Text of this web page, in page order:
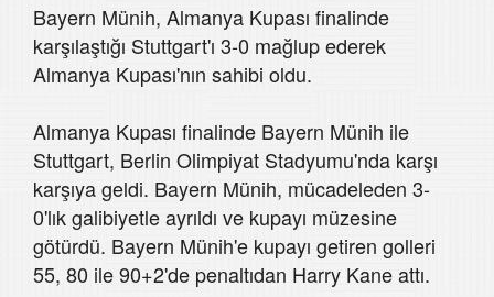
Bayern Münih, Almanya Kupası finalinde
karşılaştığı Stuttgart'ı 3-0 mağlup ederek
Almanya Kupası'nın sahibi oldu.
Almanya Kupası finalinde Bayern Münih ile
Stuttgart, Berlin Olimpiyat Stadyumu'nda karşı
karşıya geldi. Bayern Münih, mücadeleden 3-
0'lık galibiyetle ayrıldı ve kupayı müzesine
götürdü. Bayern Münih'e kupayı getiren golleri
55, 80 ile 90+2'de penaltıdan Harry Kane attı.